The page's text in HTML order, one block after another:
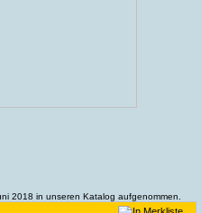
2018 in unseren Katalog aufgenommen.